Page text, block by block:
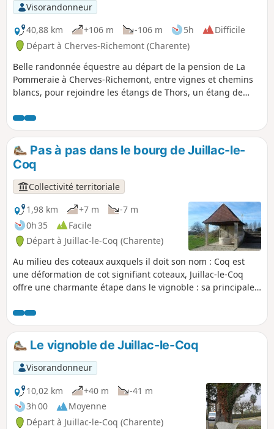
Visorandonneur
40,88 km
+106 m -106 m 5h
Difficile
Départ à Cherves-Richemont (Charente)
Belle randonnée équestre au départ de la pension de La
Pommeraie à Cherves-Richemont, entre vignes et chemins
blancs, pour rejoindre les étangs de Thors, un étang de
bois, avec un retour boisé le long de l'antenne en passant
par des gués et points d'eau.
Pas à pas dans le bourg de Juillac-le-
Coq
Collectivité territoriale
1,98 km
+7 m
-7 m
0h 35
Facile
Départ à Juillac-le-Coq (Charente)
Au milieu des coteaux auxquels il doit son nom : Coq est
une déformation de cot signifiant coteaux, Juillac-le-Coq
offre une charmante étape dans le vignoble : sa principale
Le vignoble de Juillac-le-Coq
Visorandonneur
10,02 km
+40 m
-41 m
3h 00
Moyenne
Départ à Juillac-le-Coq (Charente)